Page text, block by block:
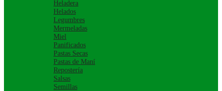
Heladera
Helados
Legumbres
Mermeladas
Miel
Panificados
Pastas Secas
Pastas de Maní
Repostería
Salsas
Semillas